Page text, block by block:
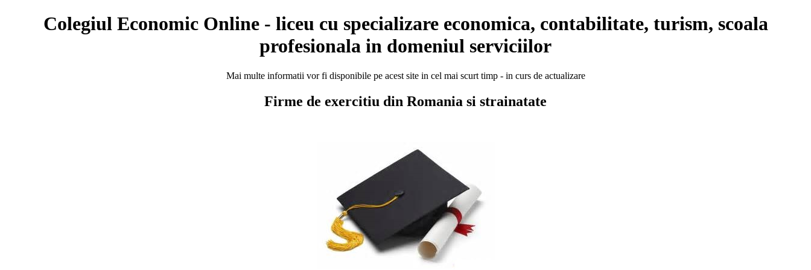
Colegiul Economic Online - liceu cu specializare economica, contabilitate, turism, scoala
profesionala in domeniul serviciilor
Mai multe informatii vor fi disponibile pe acest site in cel mai scurt timp - in curs de actualizare
Firme de exercitiu din Romania si strainatate